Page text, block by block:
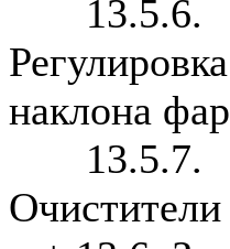
13.5.6.
наклона фар
13.5.7.